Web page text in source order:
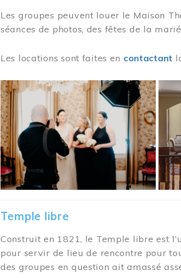
Les groupes peuvent louer le Maison
séances de photos, des fêtes de la
Les locations sont faites en contactant
Image
Temple libre
Construit en 1821, le Temple libre est
pour servir de lieu de rencontre pour
des groupes en question ait amassé